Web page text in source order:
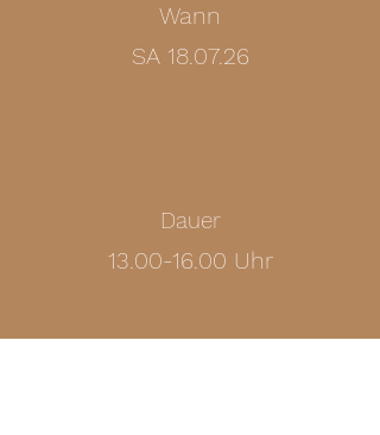
Wann
SA 18.07.26
Dauer
13.00-16.00 Uhr